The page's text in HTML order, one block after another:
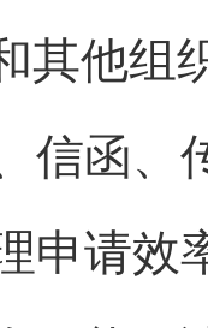
其他组
信函、
申请效